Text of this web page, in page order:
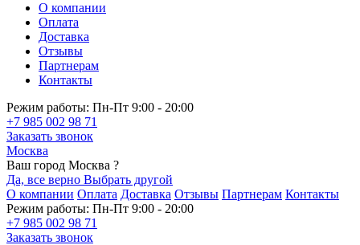
О компании
Оплата
Доставка
Отзывы
Партнерам
Контакты
Режим работы: Пн-Пт 9:00 - 20:00
+7 985 002 98 71
Заказать звонок
Москва
Ваш город Москва ?
Да, все верно Выбрать другой
О компании Оплата Доставка Отзывы Партнерам Контакты
Режим работы: Пн-Пт 9:00 - 20:00
+7 985 002 98 71
Заказать звонок